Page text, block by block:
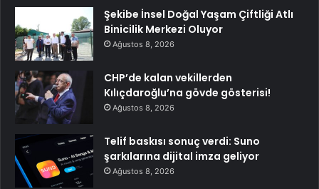
Şekibe İnsel Doğal Yaşam Çiftliği Atlı
Binicilik Merkezi Oluyor
Ağustos 8, 2026
CHP’de kalan vekillerden
Kılıçdaroğlu’na gövde gösterisi!
Ağustos 8, 2026
Telif baskısı sonuç verdi: Suno
şarkılarına dijital imza geliyor
Ağustos 8, 2026